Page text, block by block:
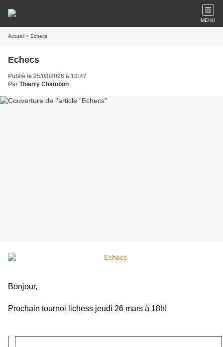
MENU
Accueil » Echecs
Echecs
Publié le 25/03/2026 à 10:47
Par Thierry Chambon
Bonjour,
Prochain tournoi lichess jeudi 26 mars à 18h!